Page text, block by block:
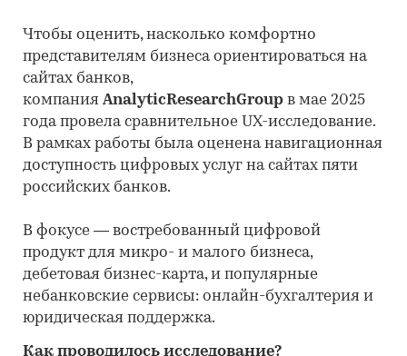
Чтобы оценить, насколько комфортно
представителям бизнеса ориентироваться на
сайтах банков,
компания AnalyticResearchGroup в мае 2025
года провела сравнительное UX-исследование.
В рамках работы была оценена навигационная
доступность цифровых услуг на сайтах пяти
российских банков.
В фокусе — востребованный цифровой
продукт для микро- и малого бизнеса,
дебетовая бизнес-карта, и популярные
небанковские сервисы: онлайн-бухгалтерия и
юридическая поддержка.
Как проводилось исследование?